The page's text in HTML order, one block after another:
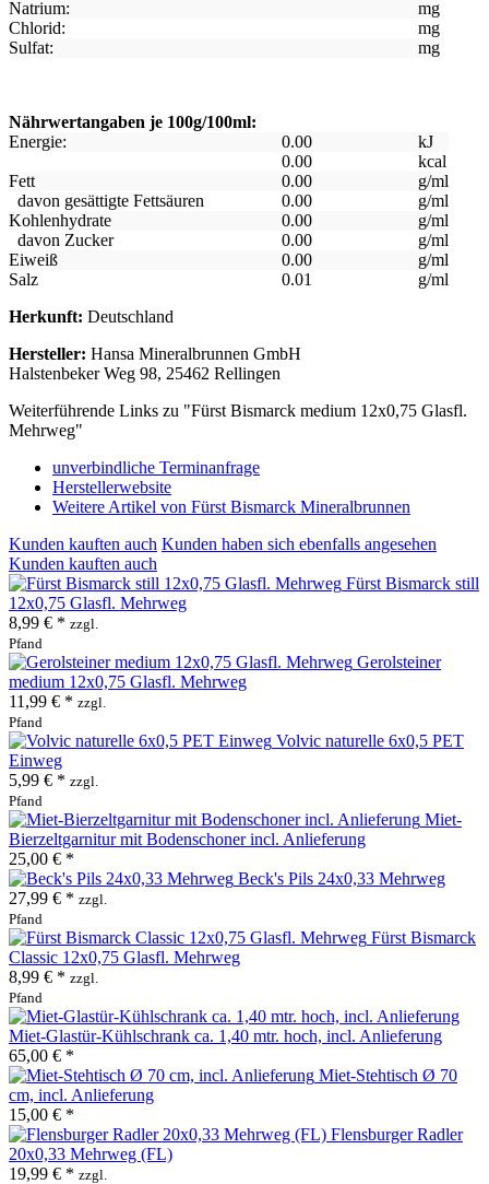
Natrium:
mg
Chlorid:
mg
Sulfat:
mg
Nährwertangaben je 100g/100ml:
Energie:
0.00
kJ
0.00
kcal
Fett
0.00
g/ml
davon gesättigte Fettsäuren
0.00
g/ml
Kohlenhydrate
0.00
g/ml
davon Zucker
0.00
g/ml
Eiweiß
0.00
g/ml
Salz
0.01
g/ml
Herkunft: Deutschland
Hersteller: Hansa Mineralbrunnen GmbH
Halstenbeker Weg 98, 25462 Rellingen
Weiterführende Links zu "Fürst Bismarck medium 12x0,75 Glasfl.
Mehrweg"
unverbindliche Terminanfrage
Herstellerwebsite
Weitere Artikel von Fürst Bismarck Mineralbrunnen
Kunden kauften auch Kunden haben sich ebenfalls angesehen
Kunden kauften auch
Fürst Bismarck still
12x0,75 Glasfl. Mehrweg
8,99 € * zzgl.
Pfand
Gerolsteiner
medium 12x0,75 Glasfl. Mehrweg
11,99 € * zzgl.
Pfand
Volvic naturelle 6x0,5 PET
Einweg
5,99 € * zzgl.
Pfand
Miet-
Bierzeltgarnitur mit Bodenschoner incl. Anlieferung
25,00 € *
Beck's Pils 24x0,33 Mehrweg
27,99 € * zzgl.
Pfand
Fürst Bismarck
Classic 12x0,75 Glasfl. Mehrweg
8,99 € * zzgl.
Pfand
Miet-Glastür-Kühlschrank ca. 1,40 mtr. hoch, incl. Anlieferung
65,00 € *
Miet-Stehtisch Ø 70
cm, incl. Anlieferung
15,00 € *
Flensburger Radler
20x0,33 Mehrweg (FL)
19,99 € * zzgl.